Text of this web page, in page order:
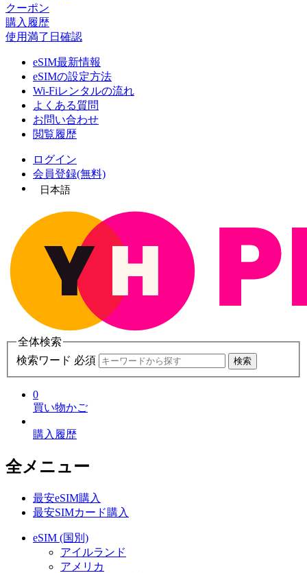
クーポン
購入履歴
使用満了日確認
eSIM最新情報
eSIMの設定方法
Wi-Fiレンタルの流れ
よくある質問
お問い合わせ
閲覧履歴
ログイン
会員登録(無料)
日本語
全体検索
検索ワード 必須
検索
0
買い物かご
購入履歴
全メニュー
最安eSIM購入
最安SIMカード購入
eSIM (国別)
アイルランド
アメリカ